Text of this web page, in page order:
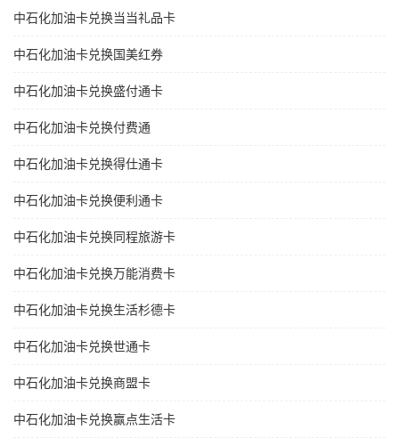
中石化加油卡兑换当当礼品卡
中石化加油卡兑换国美红券
中石化加油卡兑换盛付通卡
中石化加油卡兑换付费通
中石化加油卡兑换得仕通卡
中石化加油卡兑换便利通卡
中石化加油卡兑换同程旅游卡
中石化加油卡兑换万能消费卡
中石化加油卡兑换生活杉德卡
中石化加油卡兑换世通卡
中石化加油卡兑换商盟卡
中石化加油卡兑换赢点生活卡